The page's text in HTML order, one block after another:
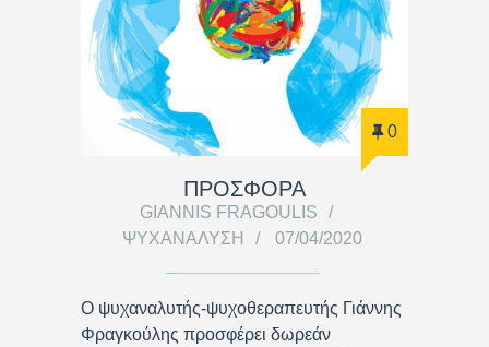
0
ΠΡΟΣΦΟΡΑ
GIANNIS FRAGOULIS
ΨΥΧΑΝΆΛΥΣΗ
07/04/2020
Ο ψυχαναλυτής-ψυχοθεραπευτής Γιάννης
Φραγκούλης προσφέρει δωρεάν